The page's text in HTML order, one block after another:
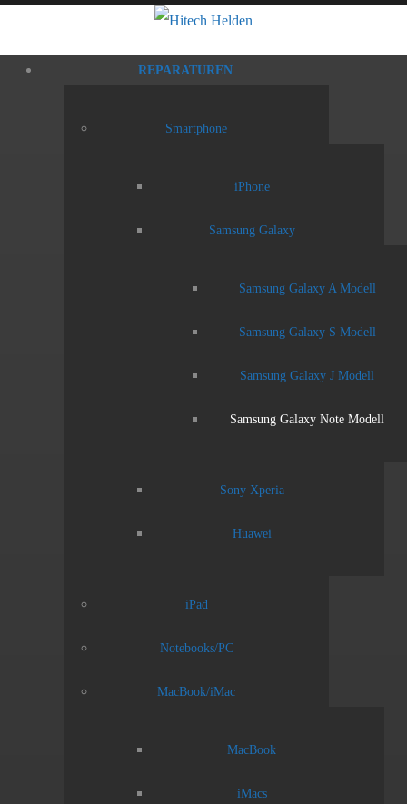
REPARATUREN
Smartphone
iPhone
Samsung Galaxy
Samsung Galaxy A Modell
Samsung Galaxy S Modell
Samsung Galaxy J Modell
Samsung Galaxy Note Modell
Sony Xperia
Huawei
iPad
Notebooks/PC
MacBook/iMac
MacBook
iMacs